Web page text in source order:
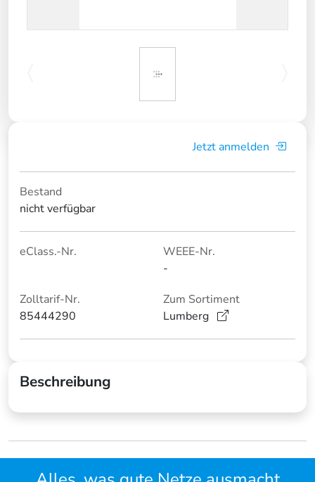
Jetzt anmelden
Bestand
nicht verfügbar
eClass.-Nr.
WEEE-Nr.
-
Zolltarif-Nr.
85444290
Zum Sortiment
Lumberg
Beschreibung